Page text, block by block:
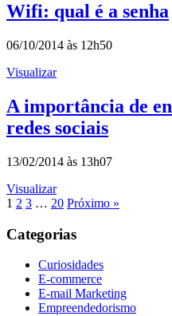
Wifi: qual é a senha
06/10/2014 às 12h50
Visualizar
A importância de
redes sociais
13/02/2014 às 13h07
Visualizar
1 2 3 … 20 Próximo »
Categorias
Curiosidades
E-commerce
E-mail Marketing
Empreendedorismo